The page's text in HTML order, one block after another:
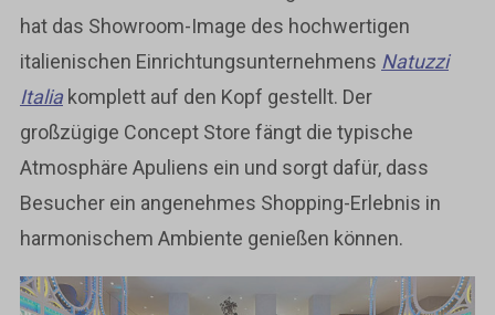
hat das Showroom-Image des hochwertigen
italienischen Einrichtungsunternehmens Natuzzi
Italia komplett auf den Kopf gestellt. Der
großzügige Concept Store fängt die typische
Atmosphäre Apuliens ein und sorgt dafür, dass
Besucher ein angenehmes Shopping-Erlebnis in
harmonischem Ambiente genießen können.